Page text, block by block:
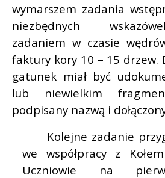
wymarszem zadania
niezbędnych
zadaniem w czasie
faktury kory 10 – 15 drzew.
gatunek miał być
lub niewielkim
podpisany nazwą i
Kolejne zadanie
we współpracy z
Uczniowie na